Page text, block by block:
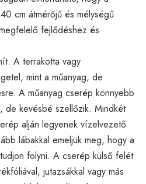
cm átmérőjű és mélységű
fejlődéshez és
A terrakotta vagy
mint a műanyag, de
A műanyag cserép könnyebb
de kevésbé szellőzik. Mindkét
alján legyenek vízelvezető
lábakkal emeljük meg, hogy a
folyni. A cserép külső felét
jutazsákkal vagy más